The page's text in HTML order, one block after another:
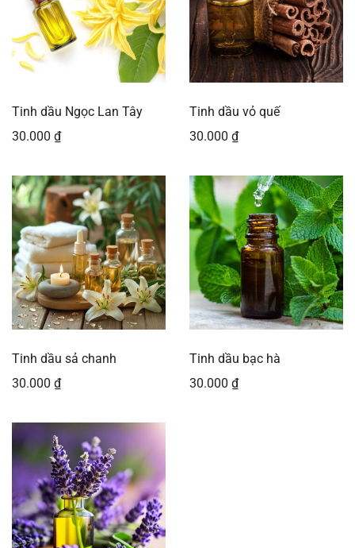
Tinh dầu Ngọc Lan Tây
30.000 ₫
Tinh dầu vỏ quế
30.000 ₫
Tinh dầu sả chanh
30.000 ₫
Tinh dầu bạc hà
30.000 ₫